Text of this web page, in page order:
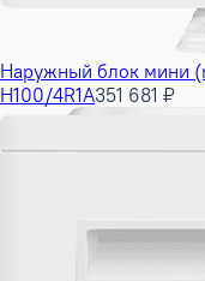
Наружный блок мини
H100/4R1A351 681 ₽